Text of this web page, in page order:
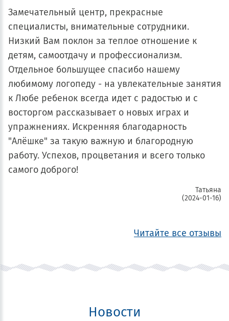
Замечательный центр, прекрасные
специалисты, внимательные сотрудники.
Низкий Вам поклон за теплое отношение к
детям, самоотдачу и профессионализм.
Отдельное большущее спасибо нашему
любимому логопеду - на увлекательные занятия
к Любе ребенок всегда идет с радостью и с
восторгом рассказывает о новых играх и
упражнениях. Искренняя благодарность
"Алёшке" за такую важную и благородную
работу. Успехов, процветания и всего только
самого доброго!
Татьяна
(2024-01-16)
Читайте все отзывы
Новости